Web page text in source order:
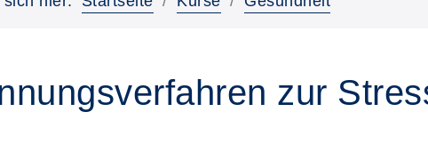
zur